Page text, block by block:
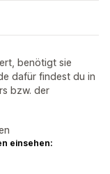
benötigt sie
dafür findest du in
bzw. der
einsehen: